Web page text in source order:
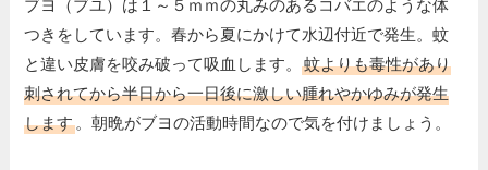
ブヨ（ブユ）は１～５ｍｍの丸みのあるコバエのような体
つきをしています。春から夏にかけて水辺付近で発生。蚊
と違い皮膚を咬み破って吸血します。蚊よりも毒性があり
刺されてから半日から一日後に激しい腫れやかゆみが発生
します 。朝晩がブヨの活動時間なので気を付けましょう。